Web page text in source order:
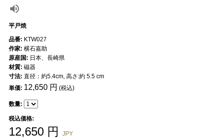
平戸焼
品番: KTW027
作家: 横石嘉助
原産国: 日本、長崎県
材質: 磁器
寸法: 直径：約5.4cm, 高さ:約 5.5 cm
単価: 12,650円 (税込)
数量:
税込価格:
12,650円 JPY